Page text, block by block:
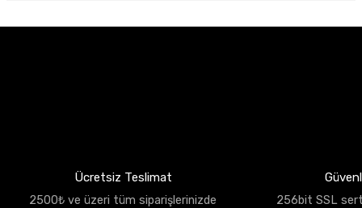
Ücretsiz Teslimat
2500₺ ve üzeri tüm siparişlerinizde
256bit SSL